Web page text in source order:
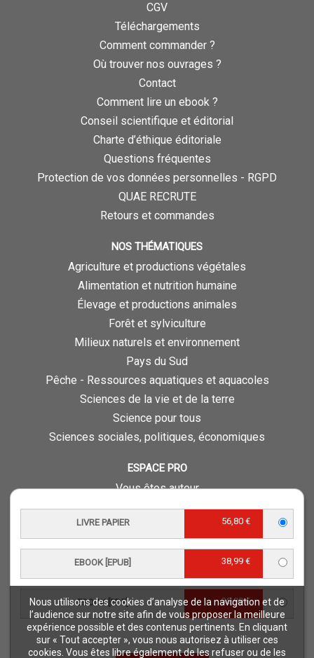
Nous utilisons des cookies d’analyse de la navigation et de
l’audience sur notre site afin de vous proposer la meilleure
expérience possible et des contenus pertinents. En cliquant
sur « Tout accepter », vous nous autorisez à utiliser ces
cookies. Vous êtes libre également de les refuser ou de les
LIVRE PAPIER 56,80 €
EBOOK [EPUB] 38,99 €
EBOOK [PDF] 38,99 €
CGV
Téléchargements
Comment commander ?
Où trouver nos ouvrages ?
Contact
Comment lire un ebook ?
Conseil scientifique et éditorial
Charte d’éthique éditoriale
Questions fréquentes
Protection de vos données personnelles - RGPD
QUAE RECRUTE
Retours et commandes
NOS THÉMATIQUES
Agriculture et productions végétales
Alimentation et nutrition humaine
Élevage et productions animales
Forêt et sylviculture
Milieux naturels et environnement
Pays du Sud
Pêche - Ressources aquatiques et aquacoles
Sciences de la vie et de la terre
Science pour tous
Sciences sociales, politiques, économiques
ESPACE PRO
Vous êtes auteur
Vous êtes journaliste
Vous êtes libraire
Foreign rights
Procédure d'évaluation
NOTRE SITE
Quae © 2018
Mentions légales